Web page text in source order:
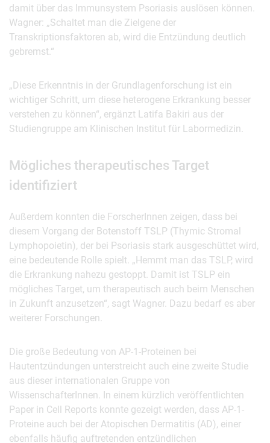
damit über das Immunsystem Psoriasis auslösen können.
Wagner: „Schaltet man die Zielgene der
Transkriptionsfaktoren ab, wird die Entzündung deutlich
gebremst.“
„Diese Erkenntnis in der Grundlagenforschung ist ein
wichtiger Schritt, um diese heterogene Erkrankung besser
verstehen zu können“, ergänzt Latifa Bakiri aus der
Studiengruppe am Klinischen Institut für Labormedizin.
Mögliches therapeutisches Target
identifiziert
Außerdem konnten die ForscherInnen zeigen, dass bei
diesem Vorgang der Botenstoff TSLP (Thymic Stromal
Lymphopoietin), der bei Psoriasis stark ausgeschüttet wird,
eine bedeutende Rolle spielt. „Hemmt man das TSLP, wird
die Erkrankung nahezu gestoppt. Damit ist TSLP ein
mögliches Target, um therapeutisch auch beim Menschen
in Zukunft anzusetzen“, sagt Wagner. Dazu bedarf es aber
weiterer Forschungen.
Die große Bedeutung von AP-1-Proteinen bei
Hautentzündungen unterstreicht auch eine zweite Studie
aus dieser internationalen Gruppe von
WissenschafterInnen. In einem kürzlich veröffentlichten
Paper in Cell Reports konnte gezeigt werden, dass AP-1-
Proteine auch bei der Atopischen Dermatitis (AD), einer
ebenfalls häufig auftretenden entzündlichen